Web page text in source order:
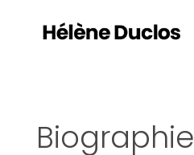
Biographie